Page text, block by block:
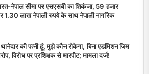
नेपाल सीमा पर एसएसबी का शिकंजा, 59 हजार
1.30 लाख नेपाली रुपये के साथ नेपाली नागरिक
की पत्नी हूं, मुझे कौन रोकेगा, बिना एडमिशन जिम
विरोध पर प्रशिक्षक से मारपीट; मामला दर्ज!